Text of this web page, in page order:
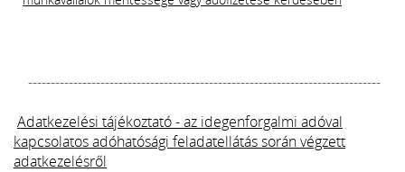
------------------------------------------------------------------------------
Adatkezelési tájékoztató - az idegenforgalmi adóval
kapcsolatos adóhatósági feladatellátás során végzett
adatkezelésről